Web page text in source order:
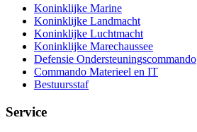
Koninklijke Marine
Koninklijke Landmacht
Koninklijke Luchtmacht
Koninklijke Marechaussee
Defensie Ondersteuningscommando
Commando Materieel en IT
Bestuursstaf
Service